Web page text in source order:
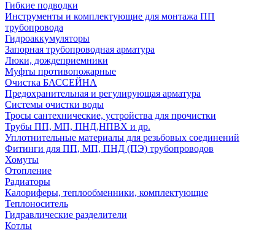
Гибкие подводки
Инструменты и комплектующие для монтажа ПП
трубопровода
Гидроаккумуляторы
Запорная трубопроводная арматура
Люки, дождеприемники
Муфты противопожарные
Очистка БАССЕЙНА
Предохранительная и регулирующая арматура
Системы очистки воды
Тросы сантехнические, устройства для прочистки
Трубы ПП, МП, ПНД,НПВХ и др.
Уплотнительные материалы для резьбовых соединений
Фитинги для ПП, МП, ПНД (ПЭ) трубопроводов
Хомуты
Отопление
Радиаторы
Калориферы, теплообменники, комплектующие
Теплоноситель
Гидравлические разделители
Котлы